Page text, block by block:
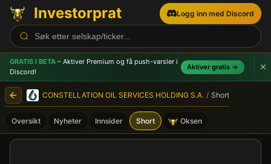
Investorprat Logg inn med Discord
GRATIS I BETA – Aktiver Premium og få push-varsler i
Discord!
Aktiver gratis →
CONSTELLATION OIL SERVICES HOLDING S.A. / Short
Oversikt Nyheter Innsider Short Oksen